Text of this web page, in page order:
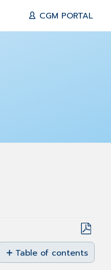
CGM PORTAL
Save
as
PDF
Table of contents